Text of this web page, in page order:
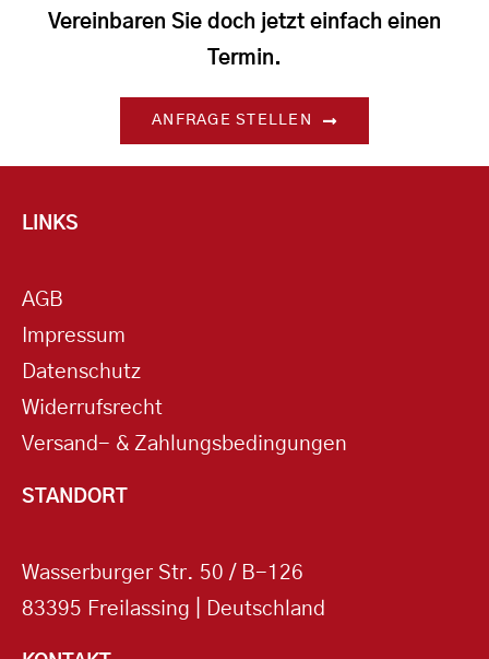
Vereinbaren Sie doch jetzt einfach einen
Termin.
ANFRAGE STELLEN
LINKS
AGB
Impressum
Datenschutz
Widerrufsrecht
Versand- & Zahlungsbedingungen
STANDORT
Wasserburger Str. 50 / B-126
83395 Freilassing | Deutschland